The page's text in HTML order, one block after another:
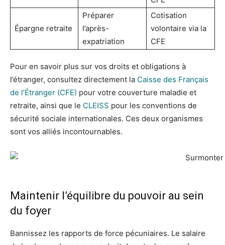
Épargne retraite
Préparer
l’après-
expatriation
Cotisation
volontaire via la
CFE
Pour en savoir plus sur vos droits et obligations à
l’étranger, consultez directement la Caisse des Français
de l’Étranger (CFE) pour votre couverture maladie et
retraite, ainsi que le CLEISS pour les conventions de
sécurité sociale internationales. Ces deux organismes
sont vos alliés incontournables.
Maintenir l’équilibre du pouvoir au sein
du foyer
Bannissez les rapports de force pécuniaires. Le salaire